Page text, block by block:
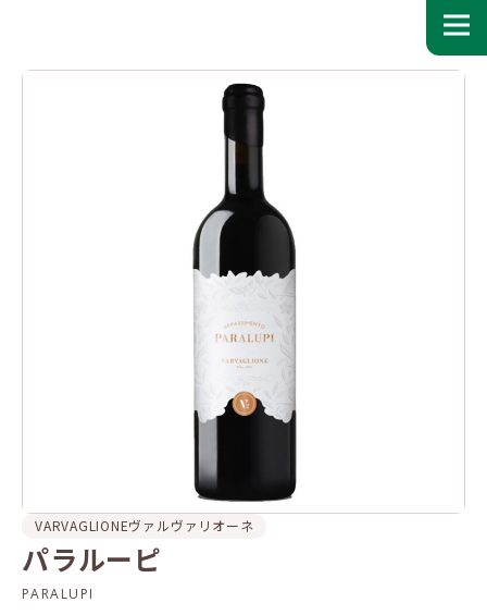
VARVAGLIONEヴァルヴァリオーネ
パラルーピ
PARALUPI